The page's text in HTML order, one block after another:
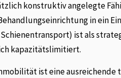
konstruktiv angelegte
in ein
ist als
kapazitätslimitiert.
ist eine ausreichende